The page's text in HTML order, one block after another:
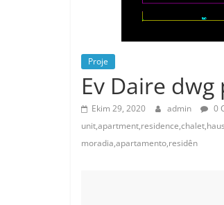
Proje
Ev Daire dwg
Ekim 29, 2020 admin 0
moradia,apartamento,residên